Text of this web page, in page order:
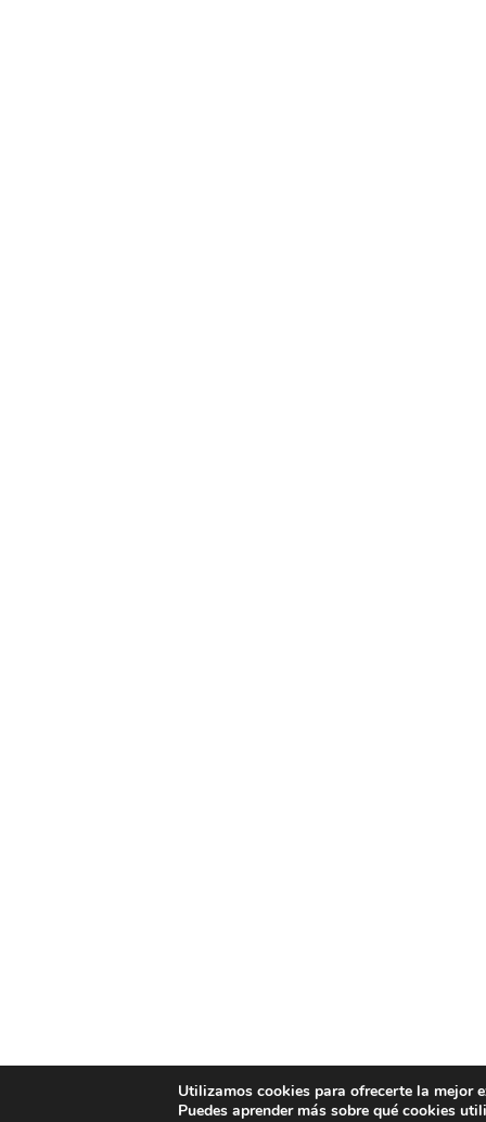
Utilizamos cookies para ofrecerte la mejor
Puedes aprender más sobre qué cookies